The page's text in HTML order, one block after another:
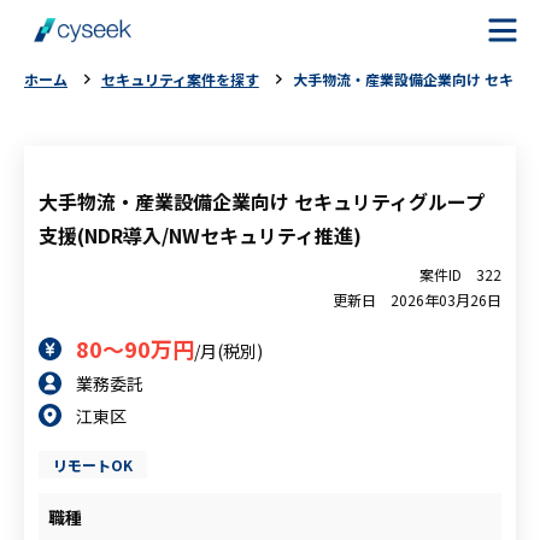
案件を探す
よくある質問
お役立ちコラム
ホーム セキュリティ案件を探す 大手物流・産業設備企業向け セキュ
大手物流・産業設備企業向け セキュリティグループ
支援(NDR導入/NWセキュリティ推進)
案件ID
322
更新日
2026年03月26日
80～90万円/月(税別)
業務委託
江東区
リモートOK
職種